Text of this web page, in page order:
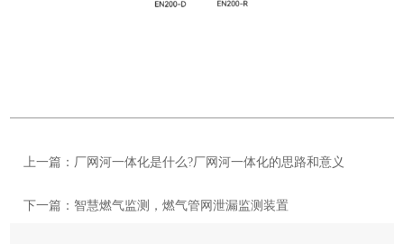
上一篇：厂网河一体化是什么?厂网河一体化的思路和意义
下一篇：智慧燃气监测，燃气管网泄漏监测装置